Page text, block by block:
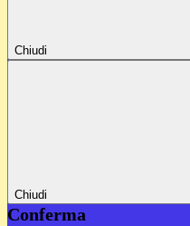
Chiudi
Chiudi
Conferma